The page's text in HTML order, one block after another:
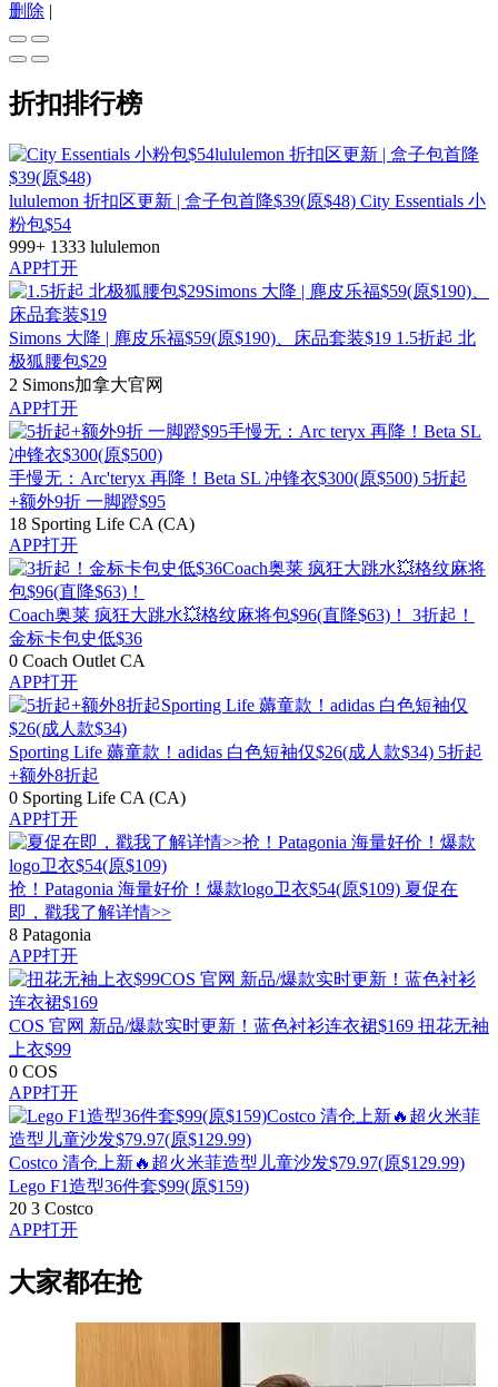
删除 |
折扣排行榜
lululemon 折扣区更新 | 盒子包首降$39(原$48) City Essentials 小
粉包$54
999+ 1333 lululemon
APP打开
Simons 大降 | 麂皮乐福$59(原$190)、床品套装$19 1.5折起 北
极狐腰包$29
2 Simons加拿大官网
APP打开
手慢无：Arc'teryx 再降！Beta SL 冲锋衣$300(原$500) 5折起
+额外9折 一脚蹬$95
18 Sporting Life CA (CA)
APP打开
Coach奥莱 疯狂大跳水💥格纹麻将包$96(直降$63)！
3折起！
金标卡包史低$36
0 Coach Outlet CA
APP打开
Sporting Life 薅童款！adidas 白色短袖仅$26(成人款$34) 5折起
+额外8折起
0 Sporting Life CA (CA)
APP打开
抢！Patagonia 海量好价！爆款logo卫衣$54(原$109) 夏促在
即，戳我了解详情>>
8 Patagonia
APP打开
COS 官网 新品/爆款实时更新！蓝色衬衫连衣裙$169 扭花无袖
上衣$99
0 COS
APP打开
Costco 清仓上新🔥超火米菲造型儿童沙发$79.97(原$129.99)
Lego F1造型36件套$99(原$159)
20 3 Costco
APP打开
大家都在抢